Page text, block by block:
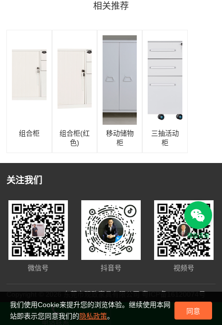
相关推荐
组合柜
组合柜(红
色)
移动储物
柜
三抽活动
柜
关注我们
微信号 抖音号 视频号
Copyright © 2026 东莞市观致家具有限公司粤ICP备16120074号
电话联系
微信咨询
我们使用Cookie来提升您的浏览体验。继续使用本网
站即表示您同意我们的隐私政策。
同意